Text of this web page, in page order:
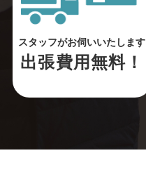
スタッフがお伺いいたします
出張費用無料！